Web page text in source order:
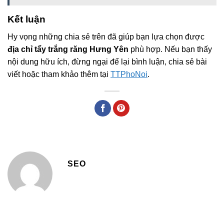
Kết luận
Hy vọng những chia sẻ trên đã giúp bạn lựa chọn được
địa chỉ tẩy trắng răng Hưng Yên phù hợp. Nếu bạn thấy
nội dung hữu ích, đừng ngại để lại bình luận, chia sẻ bài
viết hoặc tham khảo thêm tại TTPhoNoi.
SEO